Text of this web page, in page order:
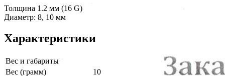
Толщина 1.2 мм (16 G)
Диаметр: 8, 10 мм
Характеристики
Вес и габариты
Вес (грамм)
10